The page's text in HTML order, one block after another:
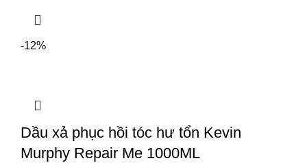
-12%
Dầu xả phục hồi tóc hư tổn Kevin
Murphy Repair Me 1000ML